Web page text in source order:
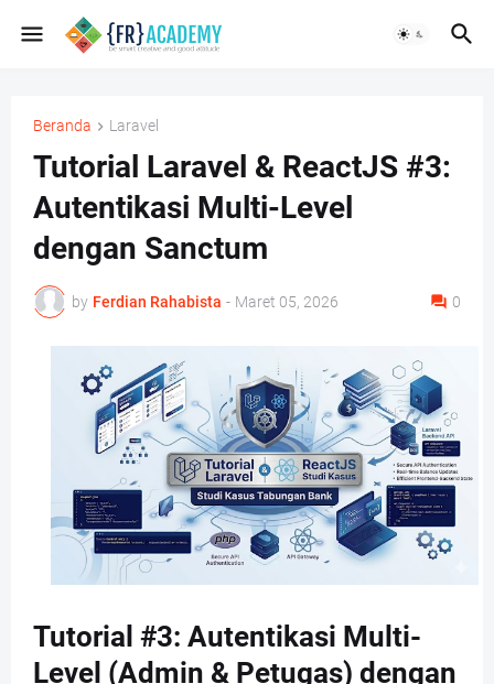
Beranda Laravel
Tutorial Laravel & ReactJS #3:
Autentikasi Multi-Level
dengan Sanctum
by Ferdian Rahabista - Maret 05, 2026 0
Tutorial #3: Autentikasi Multi-
Level (Admin & Petugas) dengan